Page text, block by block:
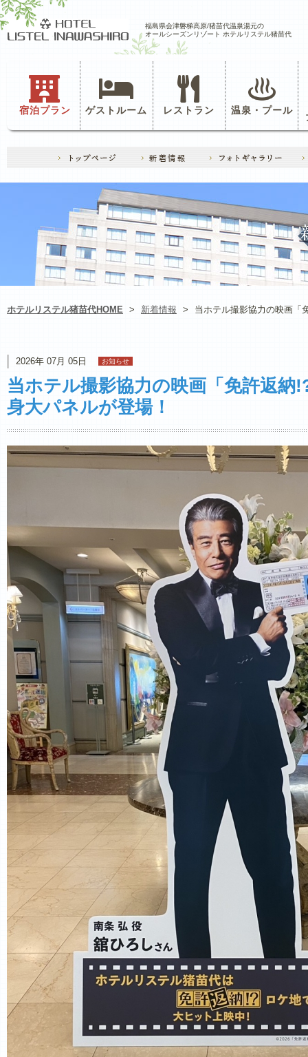
福島県会津磐梯高原/猪苗代温泉湯元の
オールシーズンリゾート ホテルリステル猪苗代
宿泊プラン ゲストルーム レストラン 温泉・プール
ホテルリステル猪苗代HOME > 新着情報 > 当ホテル撮影協力の映画「
2026年 07月 05日 お知らせ
当ホテル撮影協力の映画「免許返納
身大パネルが登場！